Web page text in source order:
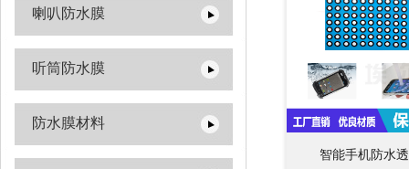
喇叭防水膜
听筒防水膜
防水膜材料
智能手机防水